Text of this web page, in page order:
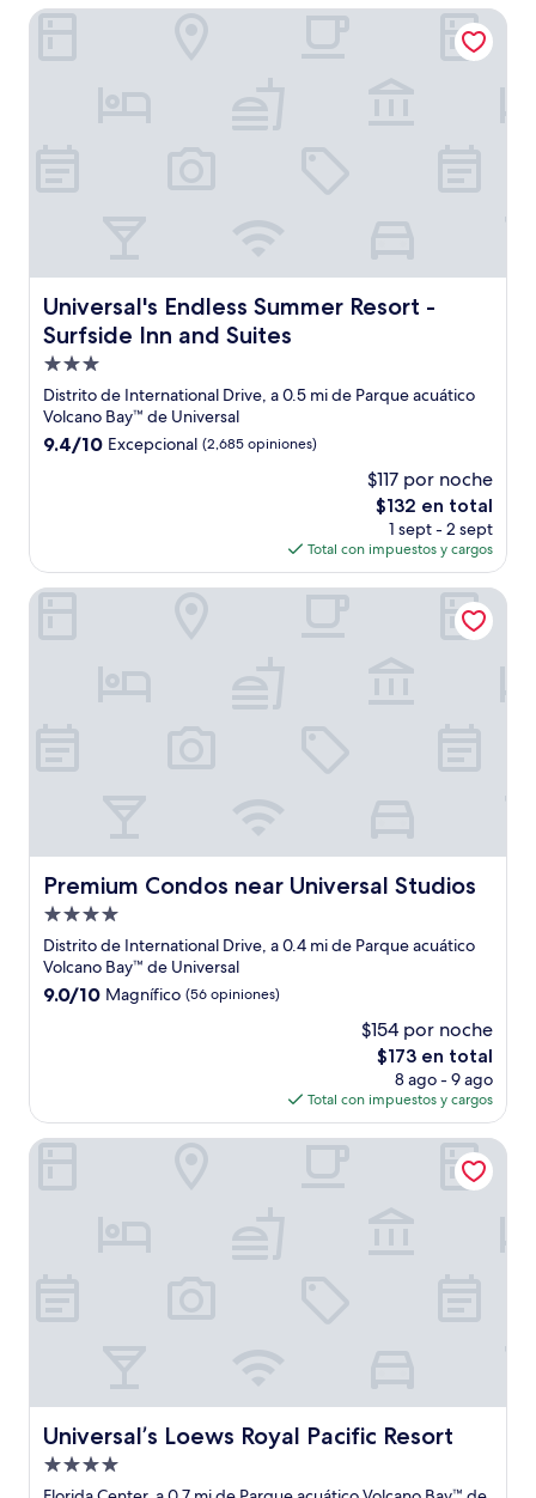
de
Universal's Endless Summer Resort -
Surfside Inn and Suites
Universal's Endless Summer Resort - Surfside Inn and
Propiedad
de
3.0
estrellas
Distrito de International Drive, a 0.5 mi de Parque acuático
Volcano Bay™ de Universal
9.4
9.4/10 Excepcional (2,685 opiniones)
$117 por noche
El
precio
actual
es
de
$132 en total
1 sept - 2 sept
Total con impuestos y cargos
Universal's Endless Summer Resort - Surfside Inn and
Premium Condos near Universal Studios
Premium Condos near Universal Studios
Propiedad
de
4.0
estrellas
Distrito de International Drive, a 0.4 mi de Parque acuático
Volcano Bay™ de Universal
9.0
9.0/10 Magnífico (56 opiniones)
$154 por noche
El
precio
actual
es
de
$173 en total
8 ago - 9 ago
Total con impuestos y cargos
Premium Condos near Universal Studios
Universal’s Loews Royal Pacific Resort
Universal’s Loews Royal Pacific Resort
Propiedad
de
Universal’s Loews Royal Pacific Resort